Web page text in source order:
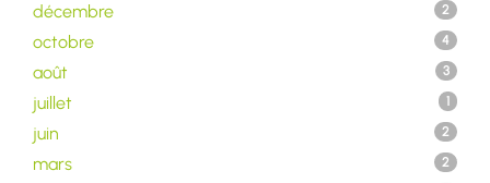
décembre
2
octobre 4
août 3
juillet 1
juin 2
mars 2